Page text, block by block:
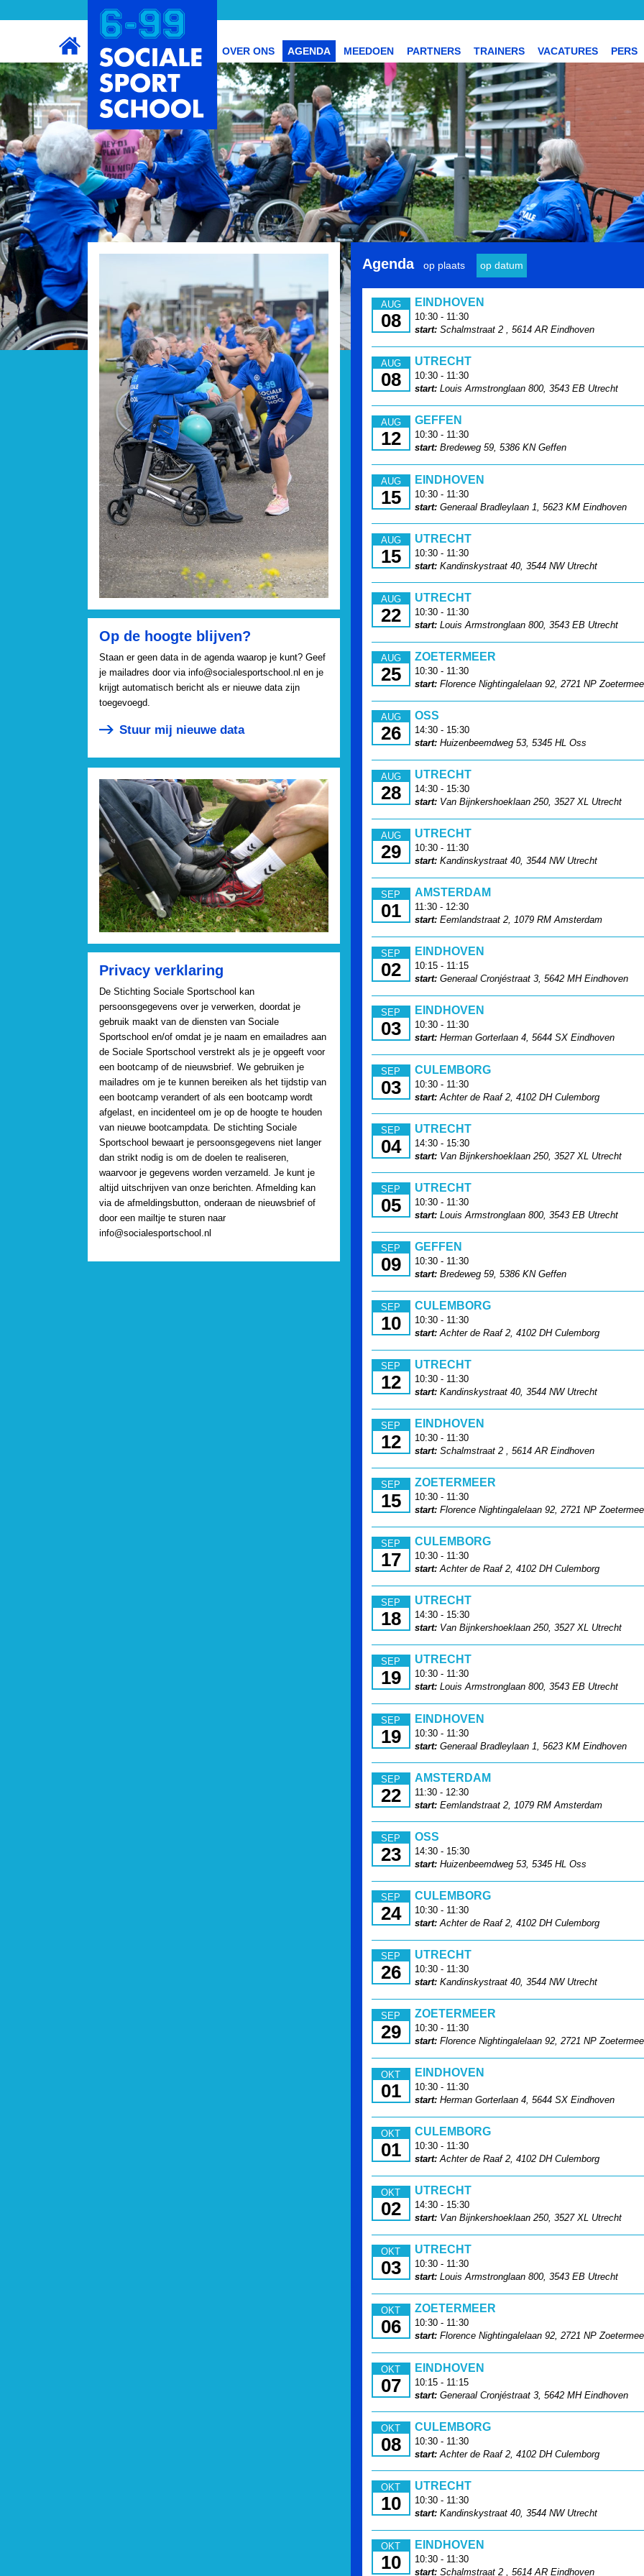
OVER ONS AGENDA MEEDOEN PARTNERS TRAINERS VACATURES PERS
Agenda op plaats op datum
AUG
08
EINDHOVEN
10:30 - 11:30
start:Schalmstraat 2 , 5614 AR Eindhoven
AUG
08
UTRECHT
10:30 - 11:30
start:Louis Armstronglaan 800, 3543 EB Utrecht
AUG
12
GEFFEN
10:30 - 11:30
start:Bredeweg 59, 5386 KN Geffen
AUG
15
EINDHOVEN
10:30 - 11:30
start:Generaal Bradleylaan 1, 5623 KM Eindhoven
AUG
15
UTRECHT
10:30 - 11:30
start:Kandinskystraat 40, 3544 NW Utrecht
AUG
22
UTRECHT
10:30 - 11:30
start:Louis Armstronglaan 800, 3543 EB Utrecht
AUG
25
ZOETERMEER
10:30 - 11:30
start:Florence Nightingalelaan 92, 2721 NP
AUG
26
OSS
14:30 - 15:30
start:Huizenbeemdweg 53, 5345 HL Oss
AUG
28
UTRECHT
14:30 - 15:30
start:Van Bijnkershoeklaan 250, 3527 XL Utrecht
AUG
29
UTRECHT
10:30 - 11:30
start:Kandinskystraat 40, 3544 NW Utrecht
SEP
01
AMSTERDAM
11:30 - 12:30
start:Eemlandstraat 2, 1079 RM Amsterdam
SEP
02
EINDHOVEN
10:15 - 11:15
start:Generaal Cronjéstraat 3, 5642 MH Eindhoven
SEP
03
EINDHOVEN
10:30 - 11:30
start:Herman Gorterlaan 4, 5644 SX Eindhoven
SEP
03
CULEMBORG
10:30 - 11:30
start:Achter de Raaf 2, 4102 DH Culemborg
SEP
04
UTRECHT
14:30 - 15:30
start:Van Bijnkershoeklaan 250, 3527 XL Utrecht
SEP
05
UTRECHT
10:30 - 11:30
start:Louis Armstronglaan 800, 3543 EB Utrecht
SEP
09
GEFFEN
10:30 - 11:30
start:Bredeweg 59, 5386 KN Geffen
SEP
10
CULEMBORG
10:30 - 11:30
start:Achter de Raaf 2, 4102 DH Culemborg
SEP
12
UTRECHT
10:30 - 11:30
start:Kandinskystraat 40, 3544 NW Utrecht
SEP
12
EINDHOVEN
10:30 - 11:30
start:Schalmstraat 2 , 5614 AR Eindhoven
SEP
15
ZOETERMEER
10:30 - 11:30
start:Florence Nightingalelaan 92, 2721 NP
SEP
17
CULEMBORG
10:30 - 11:30
start:Achter de Raaf 2, 4102 DH Culemborg
SEP
18
UTRECHT
14:30 - 15:30
start:Van Bijnkershoeklaan 250, 3527 XL Utrecht
SEP
19
UTRECHT
10:30 - 11:30
start:Louis Armstronglaan 800, 3543 EB Utrecht
SEP
19
EINDHOVEN
10:30 - 11:30
start:Generaal Bradleylaan 1, 5623 KM Eindhoven
SEP
22
AMSTERDAM
11:30 - 12:30
start:Eemlandstraat 2, 1079 RM Amsterdam
SEP
23
OSS
14:30 - 15:30
start:Huizenbeemdweg 53, 5345 HL Oss
SEP
24
CULEMBORG
10:30 - 11:30
start:Achter de Raaf 2, 4102 DH Culemborg
SEP
26
UTRECHT
10:30 - 11:30
start:Kandinskystraat 40, 3544 NW Utrecht
SEP
29
ZOETERMEER
10:30 - 11:30
start:Florence Nightingalelaan 92, 2721 NP
OKT
01
EINDHOVEN
10:30 - 11:30
start:Herman Gorterlaan 4, 5644 SX Eindhoven
OKT
01
CULEMBORG
10:30 - 11:30
start:Achter de Raaf 2, 4102 DH Culemborg
OKT
02
UTRECHT
14:30 - 15:30
start:Van Bijnkershoeklaan 250, 3527 XL Utrecht
OKT
03
UTRECHT
10:30 - 11:30
start:Louis Armstronglaan 800, 3543 EB Utrecht
OKT
06
ZOETERMEER
10:30 - 11:30
start:Florence Nightingalelaan 92, 2721 NP
OKT
07
EINDHOVEN
10:15 - 11:15
start:Generaal Cronjéstraat 3, 5642 MH Eindhoven
OKT
08
CULEMBORG
10:30 - 11:30
start:Achter de Raaf 2, 4102 DH Culemborg
OKT
10
UTRECHT
10:30 - 11:30
start:Kandinskystraat 40, 3544 NW Utrecht
OKT
10
EINDHOVEN
10:30 - 11:30
start:Schalmstraat 2 , 5614 AR Eindhoven
Op de hoogte blijven?
Staan er geen data in de agenda waarop je kunt? Geef
je mailadres door via info@socialesportschool.nl en je
krijgt automatisch bericht als er nieuwe data zijn
toegevoegd.
Stuur mij nieuwe data
Privacy verklaring
De Stichting Sociale Sportschool kan
persoonsgegevens over je verwerken, doordat je
gebruik maakt van de diensten van Sociale
Sportschool en/of omdat je je naam en emailadres aan
de Sociale Sportschool verstrekt als je je opgeeft voor
een bootcamp of de nieuwsbrief. We gebruiken je
mailadres om je te kunnen bereiken als het tijdstip van
een bootcamp verandert of als een bootcamp wordt
afgelast, en incidenteel om je op de hoogte te houden
van nieuwe bootcampdata. De stichting Sociale
Sportschool bewaart je persoonsgegevens niet langer
dan strikt nodig is om de doelen te realiseren,
waarvoor je gegevens worden verzameld. Je kunt je
altijd uitschrijven van onze berichten. Afmelding kan
via de afmeldingsbutton, onderaan de nieuwsbrief of
door een mailtje te sturen naar
info@socialesportschool.nl